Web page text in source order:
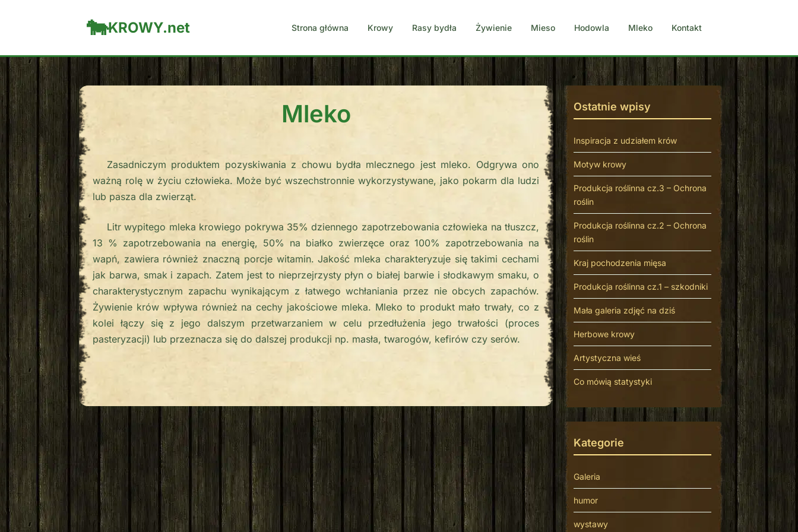
KROWY.net Strona główna Krowy Rasy bydła Żywienie Mieso Hodowla Mleko Kontakt
Mleko
Zasadniczym produktem pozyskiwania z chowu bydła mlecznego jest mleko. Odgrywa ono
ważną rolę w życiu człowieka. Może być wszechstronnie wykorzystywane, jako pokarm dla ludzi
lub pasza dla zwierząt.
Litr wypitego mleka krowiego pokrywa 35% dziennego zapotrzebowania człowieka na tłuszcz,
13 % zapotrzebowania na energię, 50% na białko zwierzęce oraz 100% zapotrzebowania na
wapń, zawiera również znaczną porcje witamin. Jakość mleka charakteryzuje się takimi cechami
jak barwa, smak i zapach. Zatem jest to nieprzejrzysty płyn o białej barwie i słodkawym smaku, o
charakterystycznym zapachu wynikającym z łatwego wchłaniania przez nie obcych zapachów.
Żywienie krów wpływa również na cechy jakościowe mleka. Mleko to produkt mało trwały, co z
kolei łączy się z jego dalszym przetwarzaniem w celu przedłużenia jego trwałości (proces
pasteryzacji) lub przeznacza się do dalszej produkcji np. masła, twarogów, kefirów czy serów.
Ostatnie wpisy
Inspiracja z udziałem krów
Motyw krowy
Produkcja roślinna cz.3 – Ochrona
roślin
Produkcja roślinna cz.2 – Ochrona
roślin
Kraj pochodzenia mięsa
Produkcja roślinna cz.1 – szkodniki
Mała galeria zdjęć na dziś
Herbowe krowy
Artystyczna wieś
Co mówią statystyki
Kategorie
Galeria
humor
wystawy